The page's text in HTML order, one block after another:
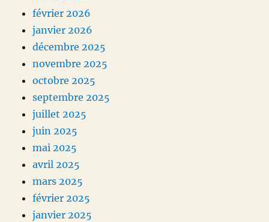
février 2026
janvier 2026
décembre 2025
novembre 2025
octobre 2025
septembre 2025
juillet 2025
juin 2025
mai 2025
avril 2025
mars 2025
février 2025
janvier 2025